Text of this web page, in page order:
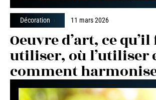
Décoration 11 mars 2026
Oeuvre d’art, ce
utiliser, où l’utiliser
comment